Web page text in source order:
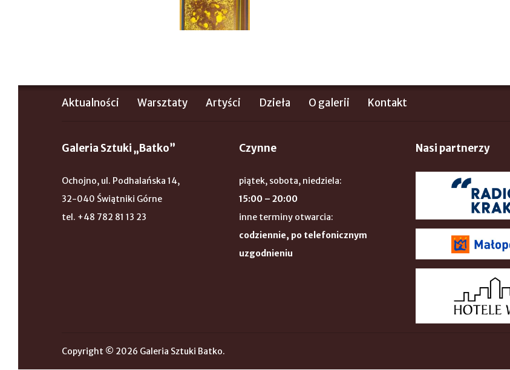
Aktualności Warsztaty Artyści Dzieła O galerii Kontakt
Galeria Sztuki „Batko”
Ochojno, ul. Podhalańska 14,
32-040 Świątniki Górne
tel. +48 782 81 13 23
Czynne
piątek, sobota, niedziela:
15:00 – 20:00
inne terminy otwarcia:
codziennie, po telefonicznym
uzgodnieniu
Nasi partnerzy
Copyright © 2026 Galeria Sztuki Batko.